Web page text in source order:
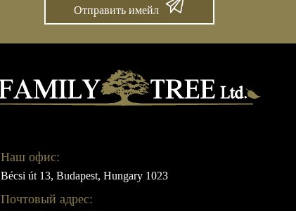
Отправить имейл
Наш офис:
Bécsi út 13, Budapest, Hungary 1023
Почтовый адрес: